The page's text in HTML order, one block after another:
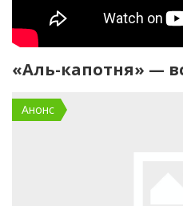
«Аль-капотня» —
Анонс